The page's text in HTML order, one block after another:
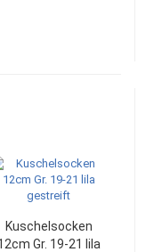
Kuschelsocken
Gr. 19-21 lila